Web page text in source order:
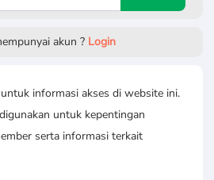
akun ? Login
informasi akses di website ini.
untuk kepentingan
serta informasi terkait